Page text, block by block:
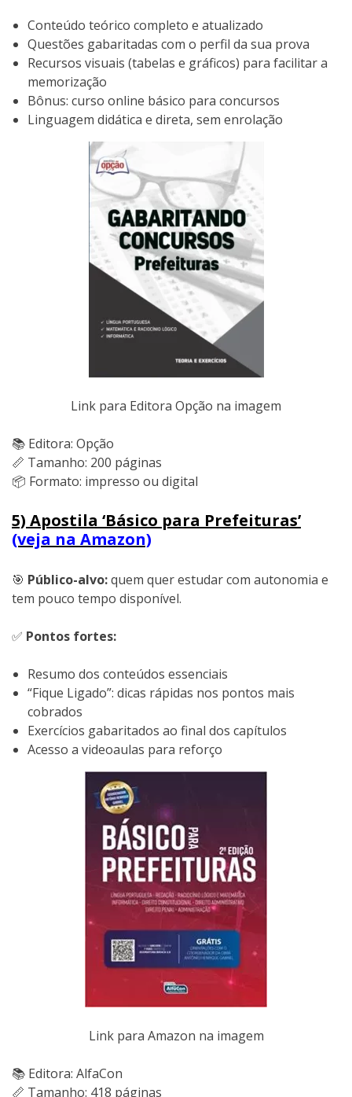
Conteúdo teórico completo e atualizado
Questões gabaritadas com o perfil da sua prova
Recursos visuais (tabelas e gráficos) para facilitar a
memorização
Bônus: curso online básico para concursos
Linguagem didática e direta, sem enrolação
Link para Editora Opção na imagem
📚 Editora: Opção
📏 Tamanho: 200 páginas
📦 Formato: impresso ou digital
5) Apostila ‘Básico para Prefeituras’
(veja na Amazon)
🎯 Público-alvo:quem quer estudar com autonomia e
tem pouco tempo disponível.
✅ Pontos fortes:
Resumo dos conteúdos essenciais
“Fique Ligado”: dicas rápidas nos pontos mais
cobrados
Exercícios gabaritados ao final dos capítulos
Acesso a videoaulas para reforço
Link para Amazon na imagem
📚 Editora: AlfaCon
📏 Tamanho: 418 páginas